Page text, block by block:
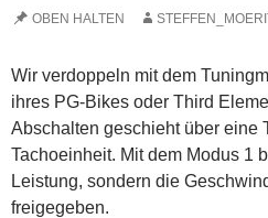
OBEN HALTEN
Wir verdoppeln mit dem
ihres PG-Bikes oder Third
Abschalten geschieht über eine
Tachoeinheit. Mit dem Modus 1
Leistung, sondern die
freigegeben.